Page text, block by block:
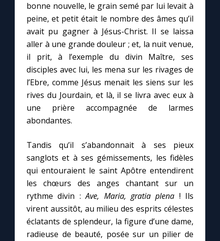
Une neuvaine
À la une
1000 Raisons de Croire
Chapelet pour le monde
Contact
Faire un don
Marie de Nazareth
bonne nouvelle, le grain semé par lui levait à
peine, et petit était le nombre des âmes qu’il
avait pu gagner à Jésus-Christ. Il se laissa
aller à une grande douleur ; et, la nuit venue,
il prit, à l’exemple du divin Maître, ses
disciples avec lui, les mena sur les rivages de
l’Ebre, comme Jésus menait les siens sur les
rives du Jourdain, et là, il se livra avec eux à
une prière accompagnée de larmes
abondantes.
Tandis qu’il s’abandonnait à ses pieux
sanglots et à ses gémissements, les fidèles
qui entouraient le saint Apôtre entendirent
les chœurs des anges chantant sur un
rythme divin :Ave, Maria, gratia plena ! Ils
virent aussitôt, au milieu des esprits célestes
éclatants de splendeur, la figure d’une dame,
radieuse de beauté, posée sur un pilier de